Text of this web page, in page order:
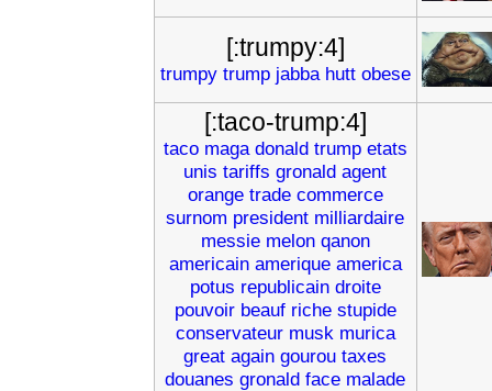
[:trumpy:4]
trumpy trump jabba hutt obese
[:taco-trump:4]
taco maga donald trump etats
unis tariffs gronald agent
orange trade commerce
surnom president milliardaire
messie melon qanon
americain amerique america
potus republicain droite
pouvoir beauf riche stupide
conservateur musk murica
great again gourou taxes
douanes gronald face malade